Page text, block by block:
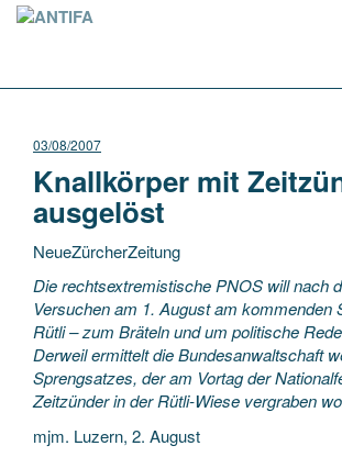
03/08/2007
Knallkörper mit
ausgelöst
NeueZürcherZeitung
Die rechtsextremistische PNOS will nach
Versuchen am 1. August am kommenden
Rütli – zum Bräteln und um politische
Derweil ermittelt die Bundesanwaltschaft
Sprengsatzes, der am Vortag der
Zeitzünder in der Rütli-Wiese vergraben
mjm. Luzern, 2. August